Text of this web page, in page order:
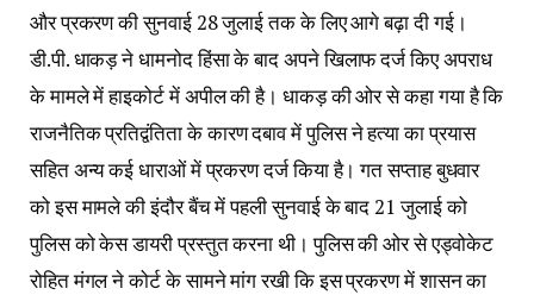
और प्रकरण की सुनवाई 28 जुलाई तक के लिए आगे बढ़ा दी गई।
डी.पी. धाकड़ ने धामनोद हिंसा के बाद अपने खिलाफ दर्ज किए अपराध
के मामले में हाइकोर्ट में अपील की है। धाकड़ की ओर से कहा गया है कि
राजनैतिक प्रतिद्वंतिता के कारण दबाव में पुलिस ने हत्या का प्रयास
सहित अन्य कई धाराओं में प्रकरण दर्ज किया है। गत सप्ताह बुधवार
को इस मामले की इंदौर बैंच में पहली सुनवाई के बाद 21 जुलाई को
पुलिस को केस डायरी प्रस्तुत करना थी। पुलिस की ओर से एड्वोकेट
रोहित मंगल ने कोर्ट के सामने मांग रखी कि इस प्रकरण में शासन का